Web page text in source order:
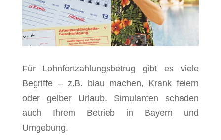
Für Lohnfortzahlungsbetrug gibt es viele
Begriffe – z.B. blau machen, Krank feiern
oder gelber Urlaub. Simulanten schaden
auch Ihrem Betrieb in Bayern und
Umgebung.